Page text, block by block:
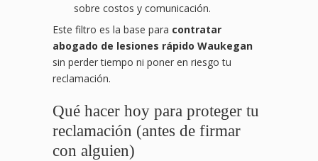
sobre costos y comunicación.
Este filtro es la base para contratar
abogado de lesiones rápido Waukegan
sin perder tiempo ni poner en riesgo tu
reclamación.
Qué hacer hoy para proteger tu
reclamación (antes de firmar
con alguien)